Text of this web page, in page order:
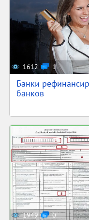
1612 1
Банки
банков
1949 0